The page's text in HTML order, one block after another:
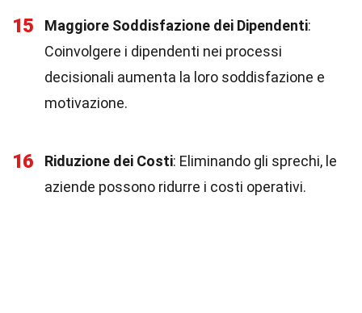
15 Maggiore Soddisfazione dei Dipendenti:
Coinvolgere i dipendenti nei processi
decisionali aumenta la loro soddisfazione e
motivazione.
16 Riduzione dei Costi: Eliminando gli sprechi, le
aziende possono ridurre i costi operativi.